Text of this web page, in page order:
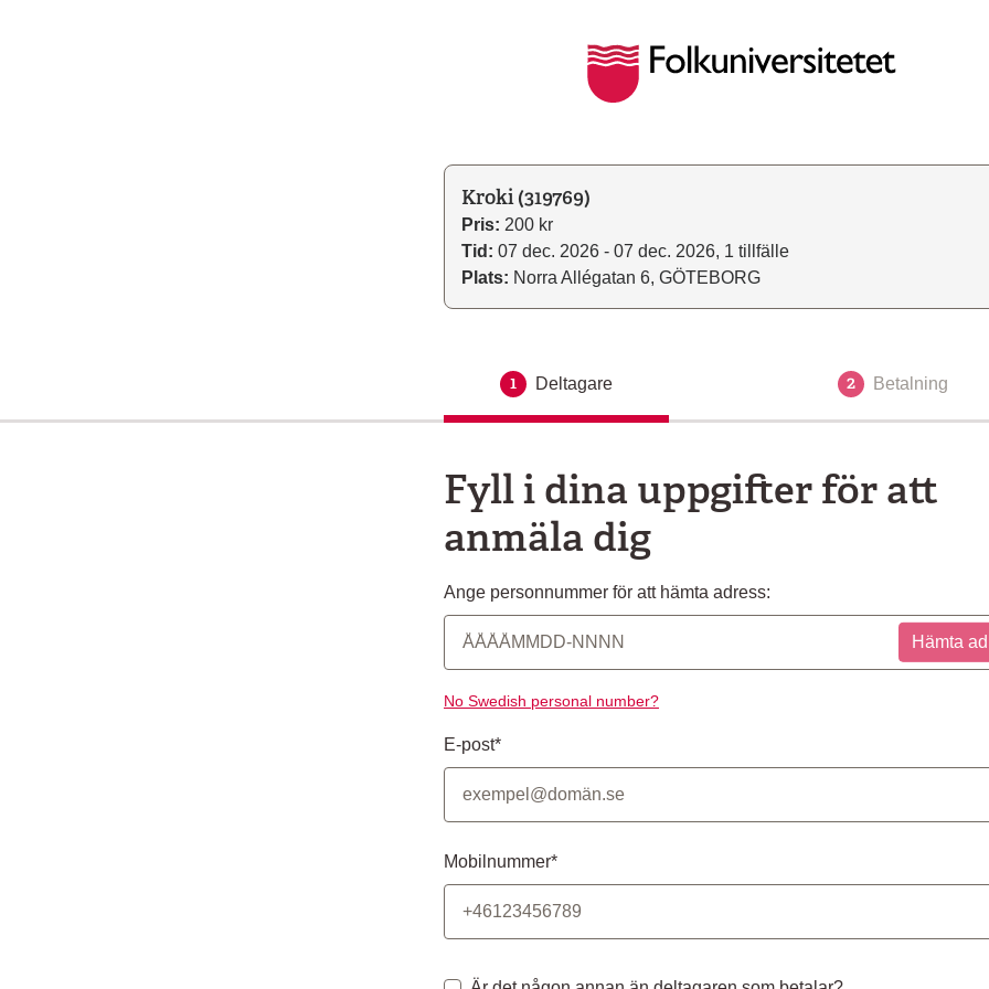
Kroki (319769)
Pris: 200 kr
Tid: 07 dec. 2026 - 07 dec. 2026, 1 tillfälle
Plats: Norra Allégatan 6, GÖTEBORG
1 Aktuellt steg
Deltagare 2 Betalning
Fyll i dina uppgifter för att
anmäla dig
Ange personnummer för att hämta adress:
Hämta
No Swedish personal number?
E-post*
Mobilnummer*